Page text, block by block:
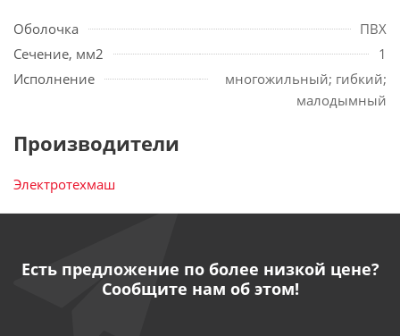
Оболочка
ПВХ
Сечение, мм2
1
Исполнение
многожильный; гибкий;
малодымный
Производители
Электротехмаш
Есть предложение по более низкой цене?
Сообщите нам об этом!